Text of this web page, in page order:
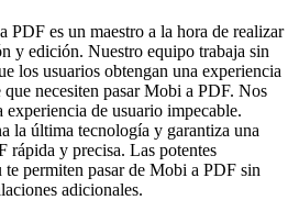
es un maestro a la hora de realizar
y edición. Nuestro equipo trabaja sin
los usuarios obtengan una experiencia
necesiten pasar Mobi a PDF. Nos
experiencia de usuario impecable.
la última tecnología y garantiza una
rápida y precisa. Las potentes
permiten pasar de Mobi a PDF sin
adicionales.